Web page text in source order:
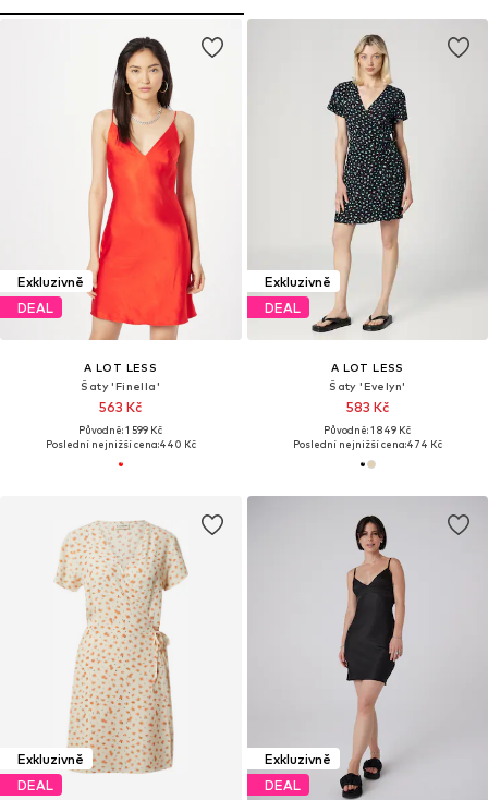
Exkluzivně
DEAL
A LOT LESS
Šaty 'Finella'
563 Kč
Původně: 1 599 Kč
Poslední nejnižší cena:440 Kč
Exkluzivně
DEAL
A LOT LESS
Šaty 'Evelyn'
583 Kč
Původně: 1 849 Kč
Poslední nejnižší cena:474 Kč
Exkluzivně
DEAL
Exkluzivně
DEAL